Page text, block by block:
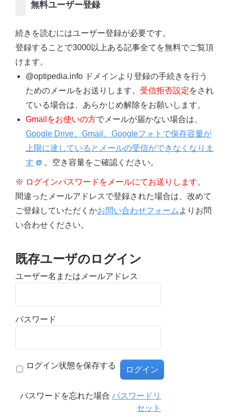
無料ユーザー登録
続きを読むにはユーザー登録が必要です。
登録することで3000以上ある記事全てを無料でご覧頂
けます。
@optipedia.info ドメインより登録の手続きを行う
ためのメールをお送りします。 受信拒否設定をされ
ている場合は、あらかじめ解除をお願いします。
Gmailをお使いの方でメールが届かない場合は、
Google Drive、Gmail、Googleフォトで保存容量が
上限に達しているとメールの受信ができなくなりま
す
。空き容量をご確認ください。
※ ログインパスワードをメールにてお送りします。
間違ったメールアドレスで登録された場合は、改めて
ご登録していただくかお問い合わせフォーム よりお問
い合わせください。
既存ユーザのログイン
ユーザー名またはメールアドレス
パスワード
ログイン状態を保存する
パスワードを忘れた場合パスワードリ
セット